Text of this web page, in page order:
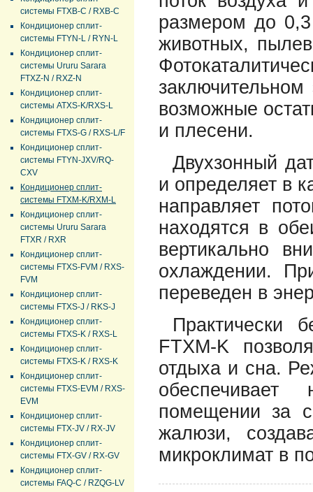
системы FTXB-C / RXB-C
Кондиционер сплит-
системы FTYN-L / RYN-L
Кондиционер сплит-
системы Ururu Sarara
FTXZ-N / RXZ-N
Кондиционер сплит-
системы ATXS-K/RXS-L
Кондиционер сплит-
системы FTXS-G / RXS-L/F
Кондиционер сплит-
системы FTYN-JXV/RQ-
CXV
Кондиционер сплит-
системы FTXM-K/RXM-L
Кондиционер сплит-
системы Ururu Sarara
FTXR / RXR
Кондиционер сплит-
системы FTXS-FVM / RXS-
FVM
Кондиционер сплит-
системы FTXS-J / RKS-J
Кондиционер сплит-
системы FTXS-K / RXS-L
Кондиционер сплит-
системы FTXS-K / RXS-K
Кондиционер сплит-
системы FTXS-EVM / RXS-
EVM
Кондиционер сплит-
системы FTX-JV / RX-JV
Кондиционер сплит-
системы FTX-GV / RX-GV
Кондиционер сплит-
системы FAQ-C / RZQG-LV
размером до
животных,
возможные
и плесени.
Двухзонный
и определяет в
направляет
находятся в
вертикально
охлаждении.
переведен в
Практически
FTXM-K
отдыха и сна.
помещении за
жалюзи,
микроклимат в